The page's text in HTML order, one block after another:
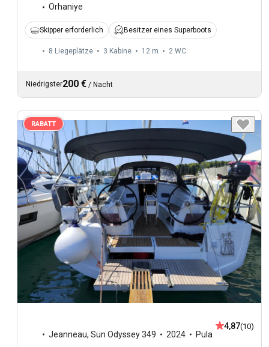
Orhaniye
Skipper erforderlich Besitzer eines Superboots
8 Liegeplätze 3 Kabine 12 m 2 WC
Niedrigster200 € / Nacht
RABATT
Jeanneau, Sun Odyssey 349 2024 Pula
4,87(10)